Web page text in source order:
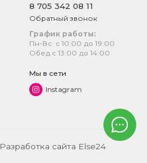
8 705 342 08 11
Обратный звонок
График работы:
Пн-Вс: с 10:00 до 19:00
Обед с 13:00 до 14:00
Мы в сети
Instagram
Разработка сайта Else24